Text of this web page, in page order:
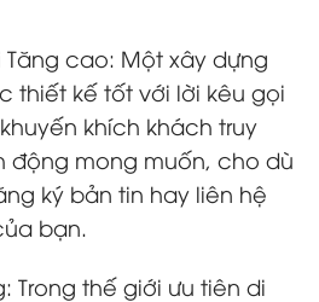
Tăng cao: Một xây dựng
thiết kế tốt với lời kêu gọi
khích khách truy
động mong muốn, cho dù
ký bản tin hay liên hệ
bạn.
Trong thế giới ưu tiên di